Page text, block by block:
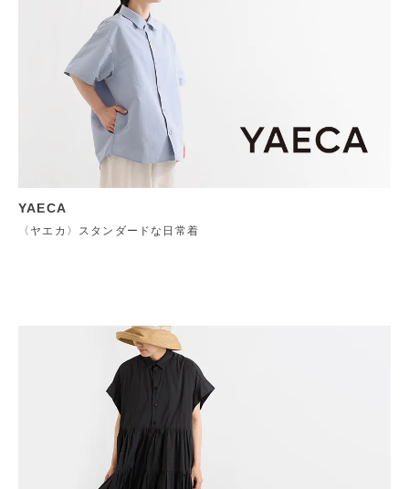
YAECA
〈ヤエカ〉スタンダードな日常着